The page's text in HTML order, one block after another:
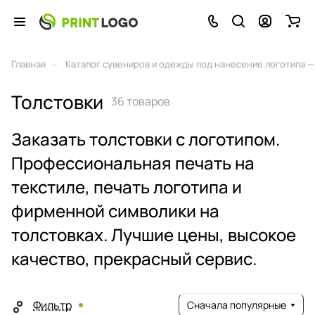
Главная Каталог сувениров и одежды под нанесение логотипа
Толстовки 36 товаров
Заказать толстовки с логотипом.
Профессиональная печать на
текстиле, печать логотипа и
фирменной символики на
толстовках. Лучшие цены, высокое
качество, прекрасный сервис.
Фильтр Сначала популярные